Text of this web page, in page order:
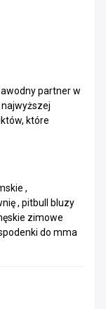
partner w
które
,
, pitbull bluzy
zimowe
do mma